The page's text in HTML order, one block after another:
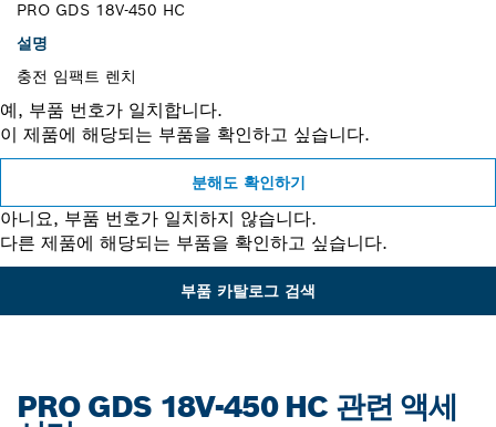
PRO GDS 18V-450 HC
설명
충전 임팩트 렌치
예, 부품 번호가 일치합니다.
이 제품에 해당되는 부품을 확인하고 싶습니다.
분해도 확인하기
아니요, 부품 번호가 일치하지 않습니다.
다른 제품에 해당되는 부품을 확인하고 싶습니다.
부품 카탈로그 검색
PRO GDS 18V-450 HC 관련 액세